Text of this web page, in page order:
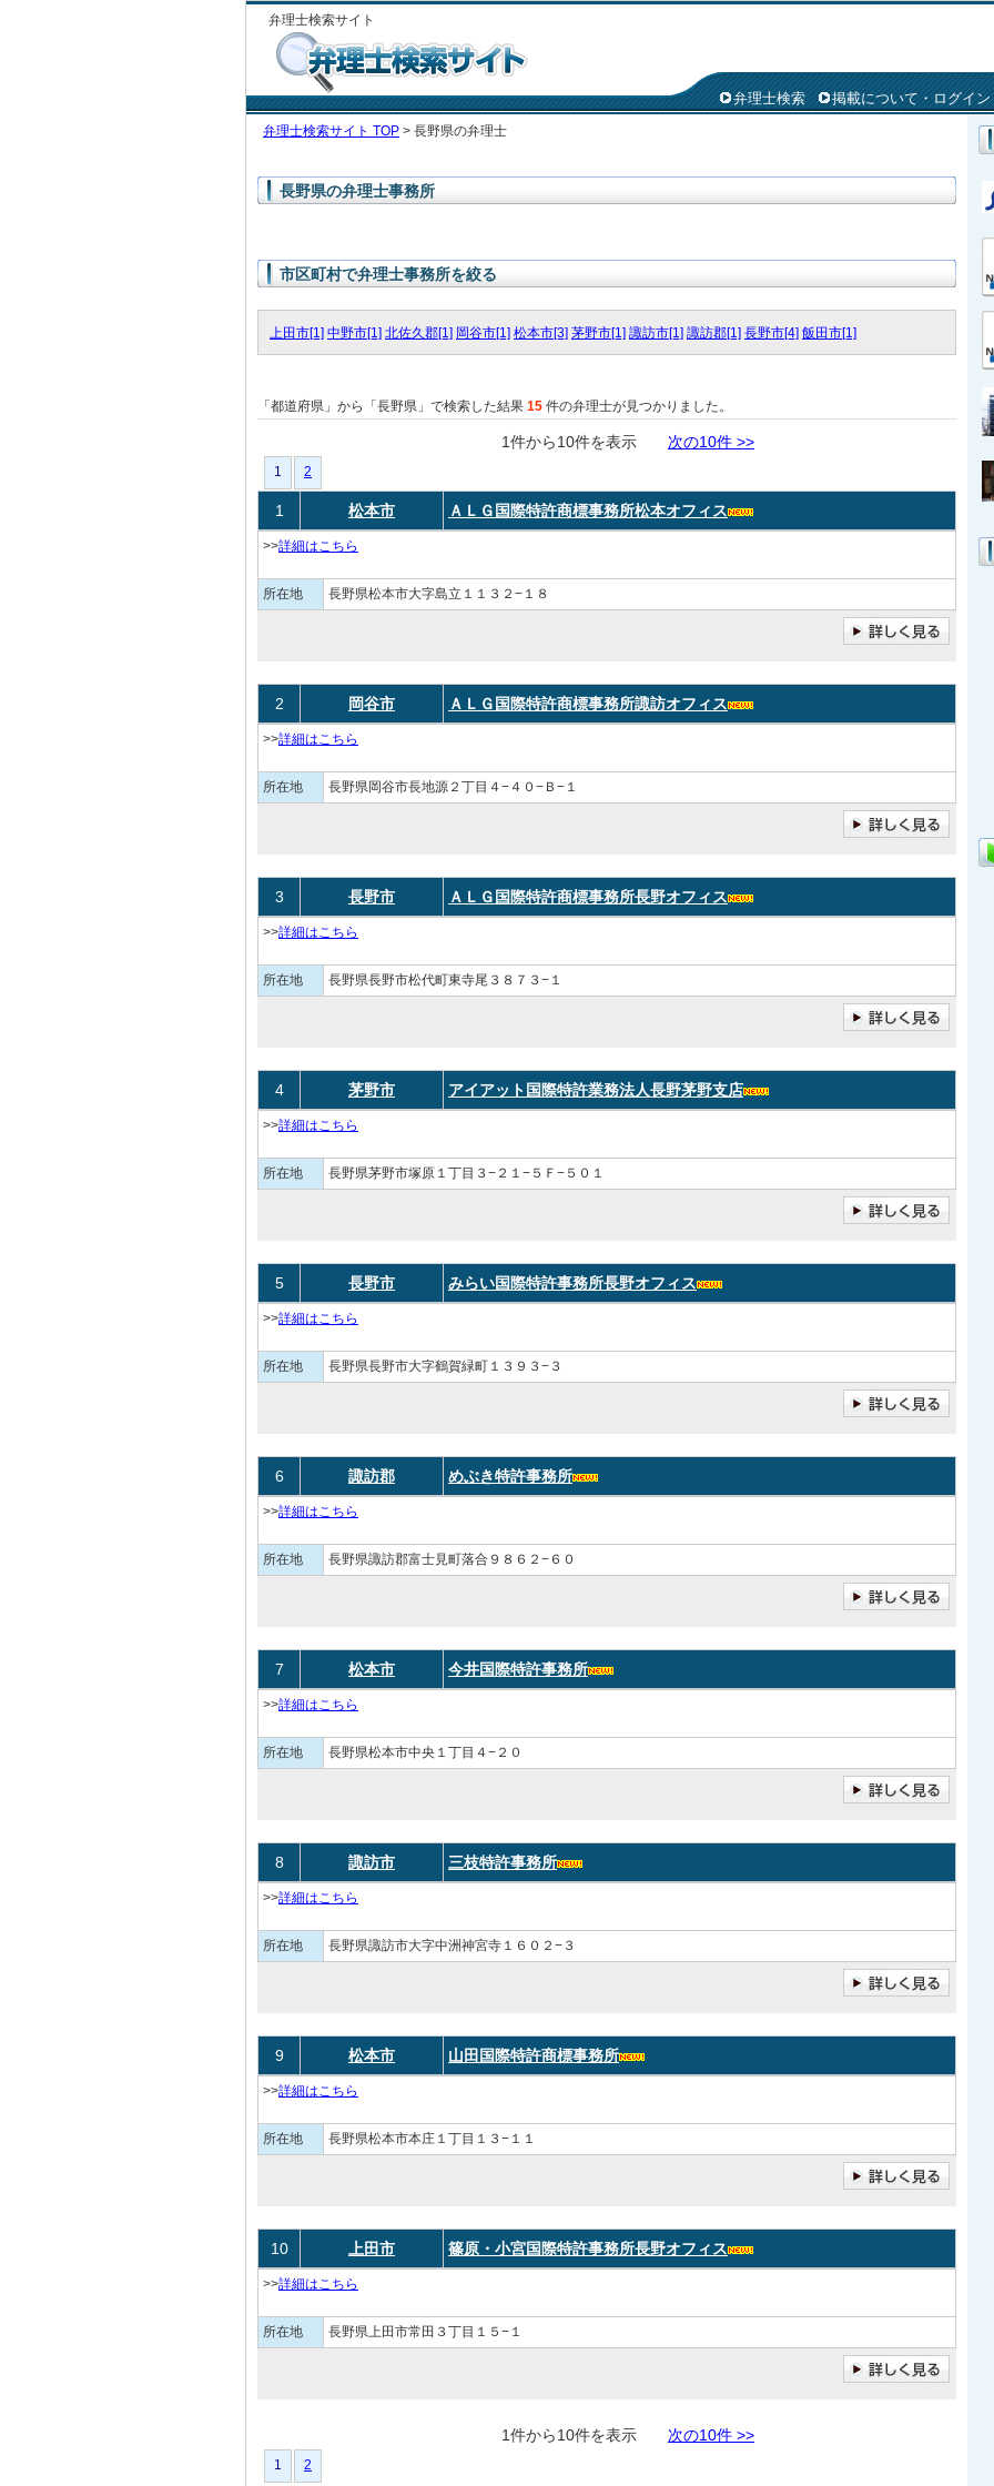
弁理士検索サイト
弁理士検索 掲載について・ログイン
弁理士検索サイト TOP > 長野県の弁理士
長野県の弁理士事務所
市区町村で弁理士事務所を絞る
上田市[1] 中野市[1] 北佐久郡[1] 岡谷市[1] 松本市[3] 茅野市[1] 諏訪市[1] 諏訪郡[1] 長野市[4] 飯田市[1]
「都道府県」から「長野県」で検索した結果 15 件の弁理士が見つかりました。
1件から10件を表示 次の10件 >>
1 2
1 松本市 ＡＬＧ国際特許商標事務所松本オフィス
>>詳細はこちら
所在地 長野県松本市大字島立１１３２−１８
2 岡谷市 ＡＬＧ国際特許商標事務所諏訪オフィス
>>詳細はこちら
所在地 長野県岡谷市長地源２丁目４−４０−Ｂ−１
3 長野市 ＡＬＧ国際特許商標事務所長野オフィス
>>詳細はこちら
所在地 長野県長野市松代町東寺尾３８７３−１
4 茅野市 アイアット国際特許業務法人長野茅野支店
>>詳細はこちら
所在地 長野県茅野市塚原１丁目３−２１−５Ｆ−５０１
5 長野市 みらい国際特許事務所長野オフィス
>>詳細はこちら
所在地 長野県長野市大字鶴賀緑町１３９３−３
6 諏訪郡 めぶき特許事務所
>>詳細はこちら
所在地 長野県諏訪郡富士見町落合９８６２−６０
7 松本市 今井国際特許事務所
>>詳細はこちら
所在地 長野県松本市中央１丁目４−２０
8 諏訪市 三枝特許事務所
>>詳細はこちら
所在地 長野県諏訪市大字中洲神宮寺１６０２−３
9 松本市 山田国際特許商標事務所
>>詳細はこちら
所在地 長野県松本市本庄１丁目１３−１１
10 上田市 篠原・小宮国際特許事務所長野オフィス
>>詳細はこちら
所在地 長野県上田市常田３丁目１５−１
1件から10件を表示 次の10件 >>
1 2